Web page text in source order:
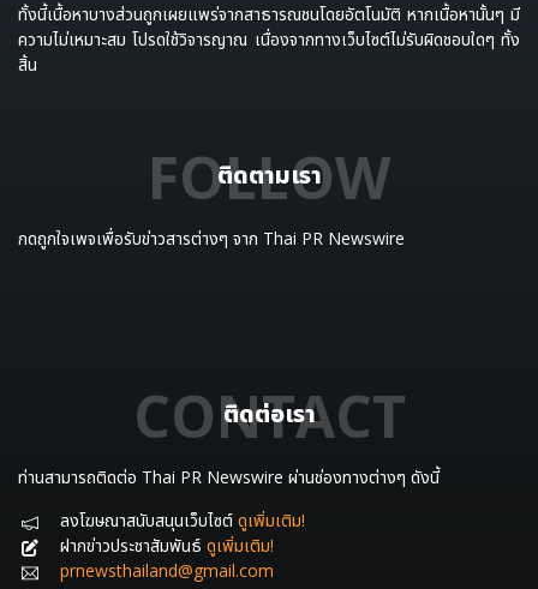
ทั้งนี้เนื้อหาบางส่วนถูกเผยแพร่จากสาธารณชนโดยอัตโนมัติ หากเนื้อหานั้นๆ มี
ความไม่เหมาะสม โปรดใช้วิจารญาณ เนื่องจากทางเว็บไซต์ไม่รับผิดชอบใดๆ ทั้ง
สิ้น
ติดตามเรา
FOLLOW
กดถูกใจเพจเพื่อรับข่าวสารต่างๆ จาก Thai PR Newswire
ติดต่อเรา
CONTACT
ท่านสามารถติดต่อ Thai PR Newswire ผ่านช่องทางต่างๆ ดังนี้
ลงโฆษณาสนับสนุนเว็บไซต์ ดูเพิ่มเติม!
ฝากข่าวประชาสัมพันธ์ ดูเพิ่มเติม!
prnewsthailand@gmail.com